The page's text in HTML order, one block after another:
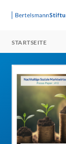
STARTSEITE